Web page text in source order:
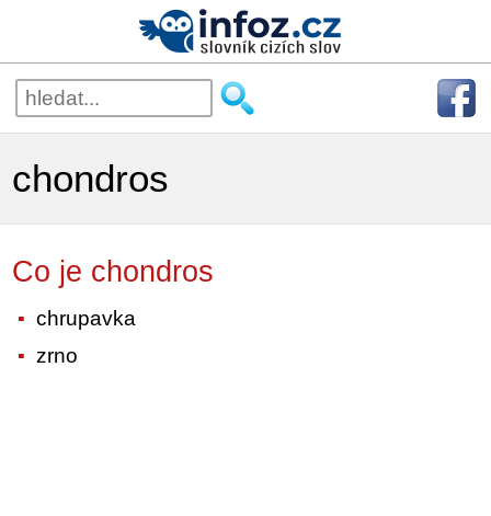
chondros
Co je chondros
chrupavka
zrno